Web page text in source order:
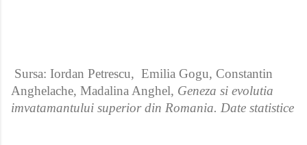
Sursa: Iordan Petrescu, Emilia Gogu, Constantin
Anghelache, Madalina Anghel, Geneza si evolutia
imvatamantului superior din Romania. Date statistice